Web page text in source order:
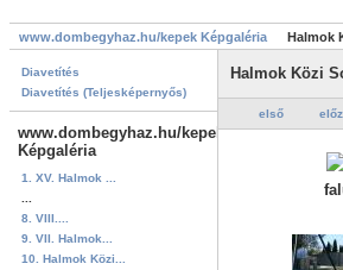
www.dombegyhaz.hu/kepek Képgaléria Halmok
Diavetítés
Diavetítés (Teljesképernyős)
www.dombegyhaz.hu/kepek
Képgaléria
1. XV. Halmok ...
8. VIII....
9. VII. Halmok...
10. Halmok Közi...
Halmok Közi
első